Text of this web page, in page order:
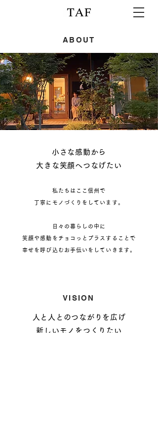
ABOUT
小さな感動から
大きな笑顔へつなげたい
私たちはここ信州で
丁寧にモノづくりをしています。
日々の暮らしの中に
笑顔や感動をチョコっとプラスすることで
幸せを呼び込むお手伝いをしていきます。
VISION
人と人とのつながりを広げ
新しいモノをつくりたい